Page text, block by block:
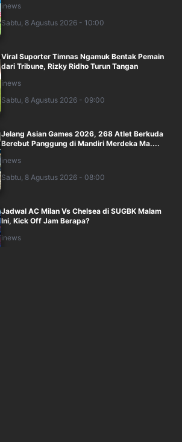
inews
Sabtu, 8 Agustus 2026 - 10:00
Viral Suporter Timnas Ngamuk Bentak Pemain
dari Tribune, Rizky Ridho Turun Tangan
inews
Sabtu, 8 Agustus 2026 - 09:00
Jelang Asian Games 2026, 268 Atlet Berkuda
Berebut Panggung di Mandiri Merdeka Ma....
inews
Sabtu, 8 Agustus 2026 - 08:00
Jadwal AC Milan Vs Chelsea di SUGBK Malam
Ini, Kick Off Jam Berapa?
inews